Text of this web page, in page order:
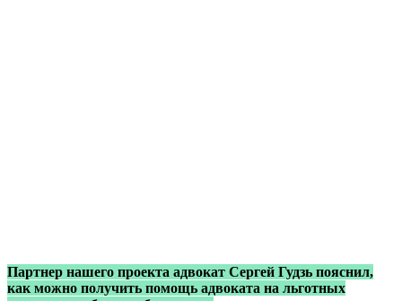
Партнер нашего проекта адвокат Сергей Гудзь пояснил,
как можно получить помощь адвоката на льготных